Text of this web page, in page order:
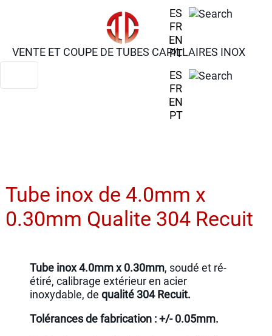
ES
FR
EN
PT
VENTE ET COUPE DE TUBES CAPILLAIRES INOX
ES
FR
EN
PT
Tube inox de 4.0mm x
0.30mm Qualite 304 Recuit
Tube inox 4.0mm x 0.30mm, soudé et ré-
étiré, calibrage extérieur en acier
inoxydable, dequalité 304 Recuit.
Tolérances de fabrication : +/- 0.05mm.